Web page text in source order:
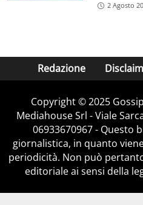
2 Agosto
Redazione
Copyright © 2025
Mediahouse Srl - Viale
06933670967 - Questo
giornalistica, in quanto
periodicità. Non può
editoriale ai sensi della